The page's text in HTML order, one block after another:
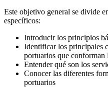
Este objetivo general se divide
específicos:
Introducir los principios
Identificar los principales
portuarios que
Entender qué son los
Conocer las diferentes
portuarios